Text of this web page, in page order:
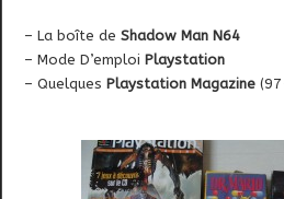
– La boîte deShadow Man N64
– Mode D’emploi Playstation
– Quelques Playstation Magazine